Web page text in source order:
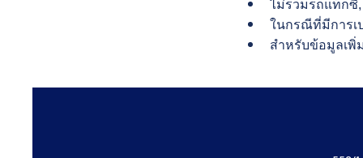
ไม่รวมรถแท็กซี่,
ในกรณีที่มีการเ
สำหรับข้อมูลเพิ่